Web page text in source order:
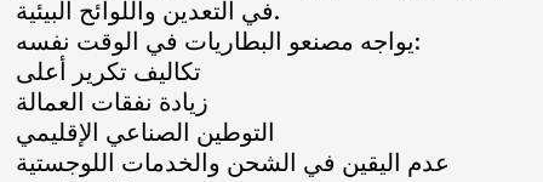
في التعدين واللوائح البيئية.
يواجه مصنعو البطاريات في الوقت نفسه:
تكاليف تكرير أعلى
زيادة نفقات العمالة
التوطين الصناعي الإقليمي
عدم اليقين في الشحن والخدمات اللوجستية